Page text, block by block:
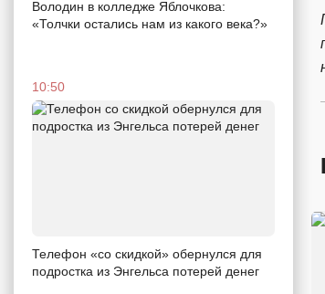
Володин в колледже Яблочкова:
«Толчки остались нам из какого века?»
10:50
Телефон «со скидкой» обернулся для
подростка из Энгельса потерей денег